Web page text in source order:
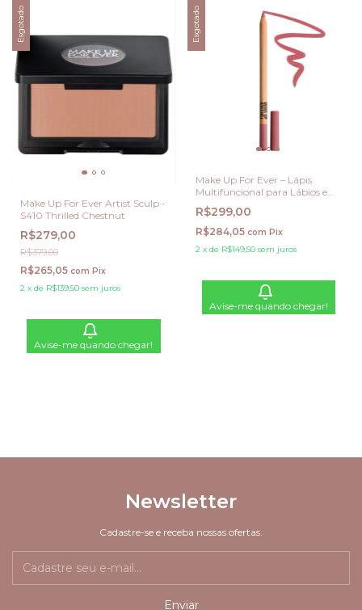
Esgotado
Make Up For Ever Artist Sculp -
S410 Thrilled Chestnut
R$279,00
R$379,00
R$265,05 com Pix
2 x de R$139,50 sem juros
Avise-me quando chegar!
Esgotado
Make Up For Ever – Lápis
Multifuncional para Lábios e
Rosto - Cor 234 Cool Pink
Nude
R$299,00
R$284,05 com Pix
2 x de R$149,50 sem juros
Avise-me quando chegar!
Newsletter
Cadastre-se e receba nossas ofertas.